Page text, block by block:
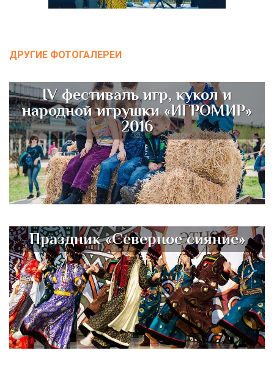
ДРУГИЕ ФОТОГАЛЕРЕИ
IV фестиваль игр, кукол и
народной игрушки «ИГРОМИР»
2016
Праздник «Северное сияние»